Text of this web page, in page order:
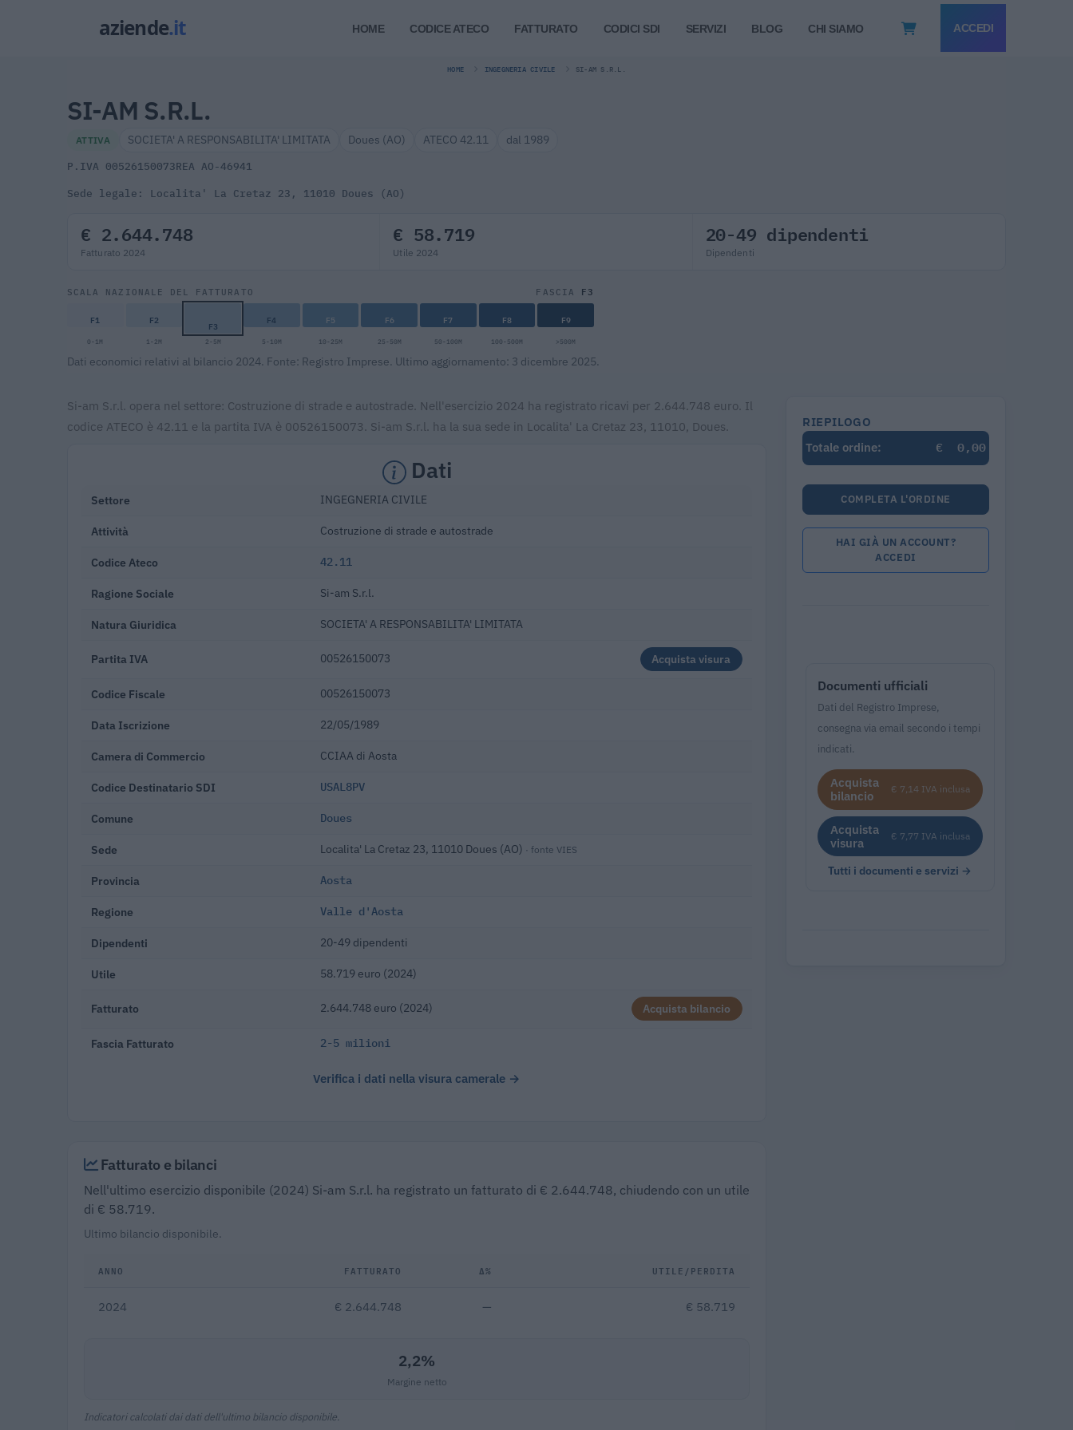
HOME CODICE ATECO FATTURATO CODICI SDI SERVIZI BLOG CHI SIAMO ACCEDI
HOME INGEGNERIA CIVILE SI-AM S.R.L.
SI-AM S.R.L.
ATTIVA SOCIETA' A RESPONSABILITA' LIMITATA Doues (AO) ATECO 42.11 dal 1989
P.IVA 00526150073REA AO-46941
Sede legale: Localita' La Cretaz 23, 11010 Doues (AO)
€ 2.644.748
Fatturato 2024
€ 58.719
Utile 2024
20-49 dipendenti
Dipendenti
SCALA NAZIONALE DEL FATTURATO FASCIA F3
F1 F2 F3 F4 F5 F6 F7 F8 F9
0-1M 1-2M 2-5M 5-10M 10-25M 25-50M 50-100M 100-500M >500M
Dati economici relativi al bilancio 2024. Fonte: Registro Imprese. Ultimo aggiornamento: 3 dicembre 2025.
Si-am S.r.l. opera nel settore: Costruzione di strade e autostrade. Nell'esercizio 2024 ha registrato ricavi per 2.644.748 euro. Il
codice ATECO è 42.11 e la partita IVA è 00526150073. Si-am S.r.l. ha la sua sede in Localita' La Cretaz 23, 11010, Doues.
Dati
Settore INGEGNERIA CIVILE
Attività Costruzione di strade e autostrade
Codice Ateco 42.11
Ragione Sociale Si-am S.r.l.
Natura Giuridica SOCIETA' A RESPONSABILITA' LIMITATA
Partita IVA 00526150073 Acquista visura
Codice Fiscale 00526150073
Data Iscrizione 22/05/1989
Camera di Commercio CCIAA di Aosta
Codice Destinatario SDI USAL8PV
Comune Doues
Sede Localita' La Cretaz 23, 11010 Doues (AO) · fonte VIES
Provincia Aosta
Regione Valle d'Aosta
Dipendenti 20-49 dipendenti
Utile 58.719 euro (2024)
Fatturato 2.644.748 euro (2024) Acquista bilancio
Fascia Fatturato 2-5 milioni
Verifica i dati nella visura camerale →
Fatturato e bilanci
Nell'ultimo esercizio disponibile (2024) Si-am S.r.l. ha registrato un fatturato di € 2.644.748, chiudendo con un utile
di € 58.719.
Ultimo bilancio disponibile.
ANNO FATTURATO Δ% UTILE/PERDITA
2024 € 2.644.748 — € 58.719
2,2%
Margine netto
Indicatori calcolati dai dati dell'ultimo bilancio disponibile.
RIEPILOGO
Totale ordine:
€ 0,00
COMPLETA L'ORDINE
HAI GIÀ UN ACCOUNT?
ACCEDI
Documenti ufficiali
Dati del Registro Imprese,
consegna via email secondo i tempi
indicati.
Acquista
bilancio
€ 7,14 IVA inclusa
Acquista
visura
€ 7,77 IVA inclusa
Tutti i documenti e servizi →